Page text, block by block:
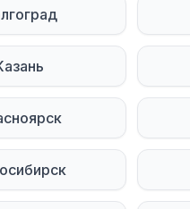
Timur Ilyasov
Екатеринбург
полностью
подгузников для
водный для